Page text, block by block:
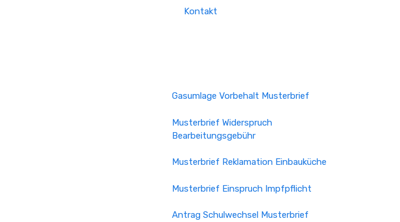
Kontakt
Gasumlage Vorbehalt Musterbrief
Musterbrief Widerspruch
Bearbeitungsgebühr
Musterbrief Reklamation Einbauküche
Musterbrief Einspruch Impfpflicht
Antrag Schulwechsel Musterbrief